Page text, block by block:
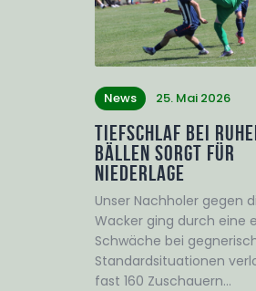
News 25. Mai 2026
Tiefschlaf bei
Bällen sorgt für
Niederlage
Unser Nachholer gegen
Wacker ging durch eine
Schwäche bei
Standardsituationen
fast 160 Zuschauern…